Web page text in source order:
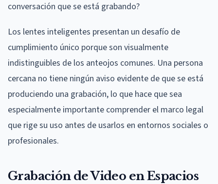
conversación que se está grabando?
Los lentes inteligentes presentan un desafío de
cumplimiento único porque son visualmente
indistinguibles de los anteojos comunes. Una persona
cercana no tiene ningún aviso evidente de que se está
produciendo una grabación, lo que hace que sea
especialmente importante comprender el marco legal
que rige su uso antes de usarlos en entornos sociales o
profesionales.
Grabación de Video en Espacios